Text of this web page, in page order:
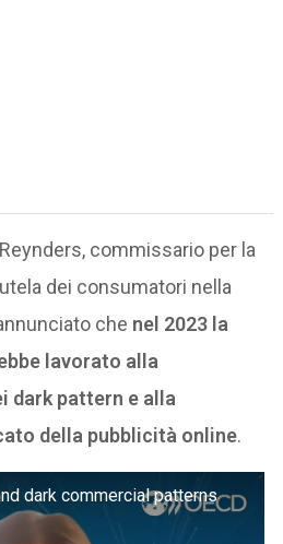
commissario per la
dei consumatori nella
che nel 2023 la
lavorato alla
dark pattern e alla
della pubblicità online.
dark commercial patterns